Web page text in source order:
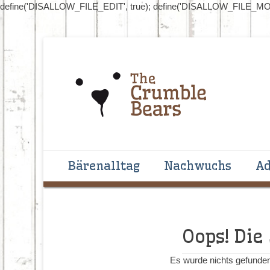
define('DISALLOW_FILE_EDIT', true);
The
Primäres Menü
Inhalt
springen
Bärenalltag Nachwuchs
Oops!
Es wurde nichts